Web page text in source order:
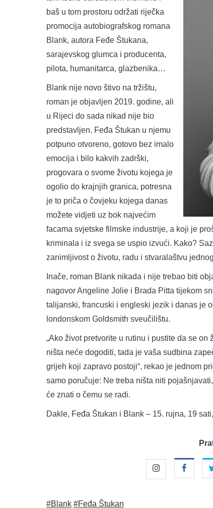
baš u tom prostoru održati riječka
promocija autobiografskog romana
Blank, autora Feđe Štukana,
sarajevskog glumca i producenta,
pilota, humanitarca, glazbenika…
Blank nije novo štivo na tržištu,
roman je objavljen 2019. godine, ali
u Rijeci do sada nikad nije bio
predstavljen. Feđa Štukan u njemu
potpuno otvoreno, gotovo bez imalo
emocija i bilo kakvih zadrški,
progovara o svome životu kojega je
ogolio do krajnjih granica, potresna
je to priča o čovjeku kojega danas
možete vidjeti uz bok najvećim
facama svjetske filmske industrije, a koji je
kriminala i iz svega se uspio izvući. Kako?
zanimljivost o životu, radu i stvaralaštvu
Inače, roman Blank nikada i nije trebao biti
nagovor Angeline Jolie i Brada Pitta tijekom
talijanski, francuski i engleski jezik i danas je
londonskom Goldsmith sveučilištu.
„Ako život pretvorite u rutinu i pustite da se
ništa neće dogoditi, tada je vaša sudbina
grijeh koji zapravo postoji“, rekao je jednom
samo poručuje: Ne treba ništa niti
će znati o čemu se radi.
Dakle, Feđa Štukan i Blank – 15. rujna, 19
#Blank #Feđa Štukan